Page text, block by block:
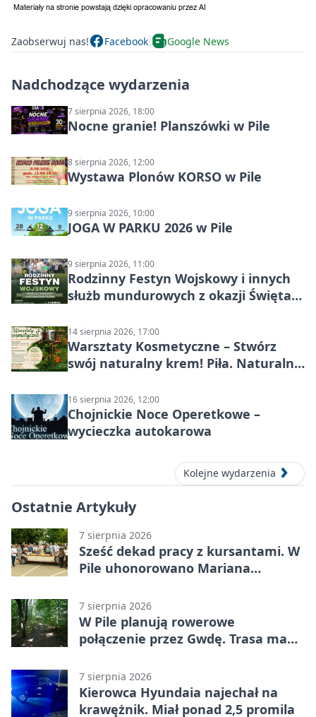
Zaobserwuj nas! Facebook Google News
Nadchodzące wydarzenia
7 sierpnia 2026, 18:00
Nocne granie! Planszówki w Pile
8 sierpnia 2026, 12:00
Wystawa Plonów KORSO w Pile
9 sierpnia 2026, 10:00
JOGA W PARKU 2026 w Pile
9 sierpnia 2026, 11:00
Rodzinny Festyn Wojskowy i innych
służb mundurowych z okazji Święta
14 sierpnia 2026, 17:00
Warsztaty Kosmetyczne – Stwórz
swój naturalny krem! Piła. Naturalna
16 sierpnia 2026, 12:00
Chojnickie Noce Operetkowe –
wycieczka autokarowa
Kolejne wydarzenia
Ostatnie Artykuły
7 sierpnia 2026
Sześć dekad pracy z kursantami. W
Pile uhonorowano Mariana
7 sierpnia 2026
W Pile planują rowerowe
połączenie przez Gwdę. Trasa ma
7 sierpnia 2026
Kierowca Hyundaia najechał na
krawężnik. Miał ponad 2,5 promila